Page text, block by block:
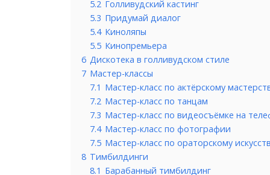
5.2 Голливудский кастинг
5.3 Придумай диалог
5.4 Киноляпы
5.5 Кинопремьера
6 Дискотека в голливудском стиле
7 Мастер-классы
7.1 Мастер-класс по актёрскому
7.2 Мастер-класс по танцам
7.3 Мастер-класс по видеосъёмке на
7.4 Мастер-класс по фотографии
7.5 Мастер-класс по ораторскому
8 Тимбилдинги
8.1 Барабанный тимбилдинг